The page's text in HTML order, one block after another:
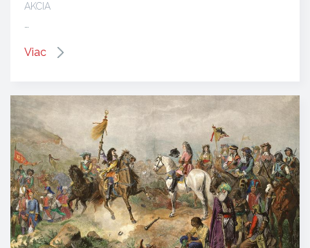
AKCIA
Viac